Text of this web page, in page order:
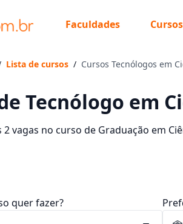
Faculdades Cursos
Lista de cursos / Cursos Tecnólogos em
Tecnólogo em
vagas no curso de Graduação em
quer fazer?